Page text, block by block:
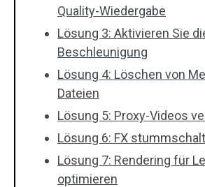
Quality-Wiedergabe
Lösung 3: Aktivieren Sie
Beschleunigung
Lösung 4: Löschen von
Dateien
Lösung 5: Proxy-Videos
Lösung 6: FX
Lösung 7: Rendering für
optimieren